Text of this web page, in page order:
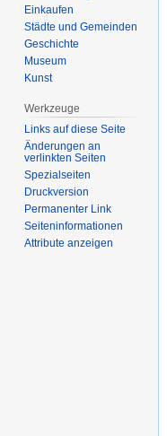
Einkaufen
Städte und Gemeinden
Geschichte
Museum
Kunst
Werkzeuge
Links auf diese Seite
Änderungen an
verlinkten Seiten
Spezialseiten
Druckversion
Permanenter Link
Seiten­­informationen
Attribute anzeigen